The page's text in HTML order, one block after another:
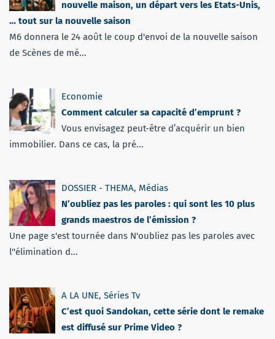
nouvelle maison, un départ vers les Etats-Unis,
… tout sur la nouvelle saison
M6 donnera le 24 août le coup d'envoi de la nouvelle saison
de Scènes de mé...
Economie
Comment calculer sa capacité d’emprunt ?
Vous envisagez peut-être d’acquérir un bien
immobilier. Dans ce cas, la pré...
DOSSIER - THEMA, Médias
N’oubliez pas les paroles : qui sont les 10 plus
grands maestros de l’émission ?
Une page s'est tournée dans N'oubliez pas les paroles avec
l''élimination d...
A LA UNE, Séries Tv
C’est quoi Sandokan, cette série dont le remake
est diffusé sur Prime Video ?